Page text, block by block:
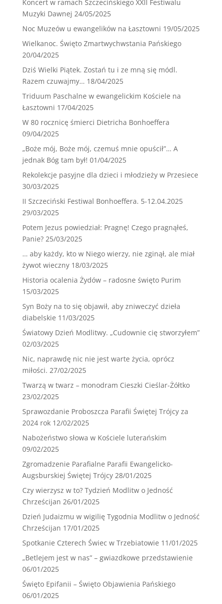
Koncert w ramach Szczecińskiego XXII Festiwalu
Muzyki Dawnej 24/05/2025
Noc Muzeów u ewangelików na Łasztowni 19/05/2025
Wielkanoc. Święto Zmartwychwstania Pańskiego
20/04/2025
Dziś Wielki Piątek. Zostań tu i ze mną się módl.
Razem czuwajmy… 18/04/2025
Triduum Paschalne w ewangelickim Kościele na
Łasztowni 17/04/2025
W 80 rocznicę śmierci Dietricha Bonhoeffera
09/04/2025
„Boże mój, Boże mój, czemuś mnie opuścił”… A
jednak Bóg tam był! 01/04/2025
Rekolekcje pasyjne dla dzieci i młodzieży w Przesiece
30/03/2025
II Szczeciński Festiwal Bonhoeffera. 5-12.04.2025
29/03/2025
Potem Jezus powiedział: Pragnę! Czego pragnąłeś,
Panie? 25/03/2025
… aby każdy, kto w Niego wierzy, nie zginął, ale miał
żywot wieczny 18/03/2025
Historia ocalenia Żydów – radosne święto Purim
15/03/2025
Syn Boży na to się objawił, aby zniweczyć dzieła
diabelskie 11/03/2025
Światowy Dzień Modlitwy. „Cudownie cię stworzyłem”
02/03/2025
Nic, naprawdę nic nie jest warte życia, oprócz
miłości. 27/02/2025
Twarzą w twarz – monodram Cieszki Cieślar-Żółtko
23/02/2025
Sprawozdanie Proboszcza Parafii Świętej Trójcy za
2024 rok 12/02/2025
Nabożeństwo słowa w Kościele luterańskim
09/02/2025
Zgromadzenie Parafialne Parafii Ewangelicko-
Augsburskiej Świętej Trójcy 28/01/2025
Czy wierzysz w to? Tydzień Modlitw o Jedność
Chrześcijan 26/01/2025
Dzień Judaizmu w wigilię Tygodnia Modlitw o Jedność
Chrześcijan 17/01/2025
Spotkanie Czterech Świec w Trzebiatowie 11/01/2025
„Betlejem jest w nas” – gwiazdkowe przedstawienie
06/01/2025
Święto Epifanii – Święto Objawienia Pańskiego
06/01/2025